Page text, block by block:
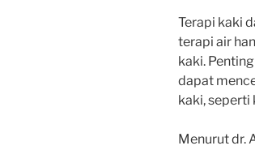
Terapi kaki
terapi air
kaki.
dapat
kaki, seperti
Menurut dr.